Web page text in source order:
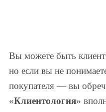
Вы можете быть
но если вы не
покупателя — вы
«Клиентология»